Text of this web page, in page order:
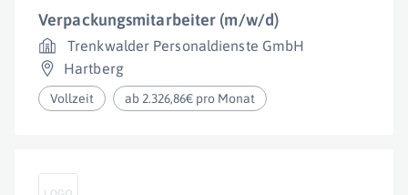
Verpackungsmitarbeiter (m/w/d)
Trenkwalder Personaldienste GmbH
Hartberg
Vollzeit ab 2.326,86€ pro Monat